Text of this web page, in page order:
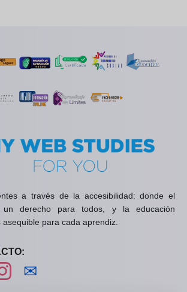
a través de la accesibilidad: donde el
un derecho para todos, y la educación
para cada aprendiz.
Facebooken YouTube
Visítanos en Instagram
✉